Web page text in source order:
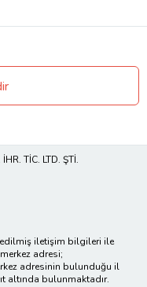
TİC. LTD. ŞTİ.
edilmiş iletişim bilgileri ile
adresi;
adresinin bulunduğu il
altında bulunmaktadır.